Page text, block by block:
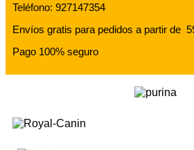
Teléfono: 927147354
Envíos gratis para pedidos a partir de
Pago 100% seguro